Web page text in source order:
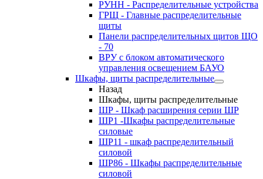
РУНН - Распределительные устройства
ГРЩ - Главные распределительные
щиты
Панели распределительных щитов ЩО
- 70
ВРУ с блоком автоматического
управления освещением БАУО
Шкафы, щиты распределительные
Назад
Шкафы, щиты распределительные
ШР - Шкаф расширения серии ШР
ШР1 -Шкафы распределительные
силовые
ШР11 - шкаф распределительный
силовой
ШР86 - Шкафы распределительные
силовой